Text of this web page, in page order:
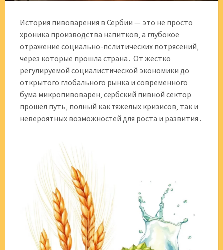
История пивоварения в Сербии — это не просто
хроника производства напитков‚ а глубокое
отражение социально-политических потрясений‚
через которые прошла страна․ От жестко
регулируемой социалистической экономики до
открытого глобального рынка и современного
бума микропивоварен‚ сербский пивной сектор
прошел путь‚ полный как тяжелых кризисов‚ так и
невероятных возможностей для роста и развития․